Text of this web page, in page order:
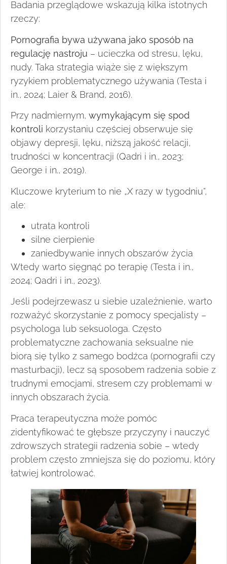
Badania przeglądowe wskazują kilka istotnych
rzeczy:
Pornografia bywa używana jako sposób na
regulację nastroju – ucieczka od stresu, lęku,
nudy. Taka strategia wiąże się z większym
ryzykiem problematycznego używania (Testa i
in., 2024; Laier & Brand, 2016).
Przy nadmiernym, wymykającym się spod
kontroli korzystaniu częściej obserwuje się
objawy depresji, lęku, niższą jakość relacji,
trudności w koncentracji (Qadri i in., 2023;
George i in., 2019).
Kluczowe kryterium to nie „X razy w tygodniu”,
ale:
utrata kontroli
silne cierpienie
zaniedbywanie innych obszarów życia
Wtedy warto sięgnąć po terapię (Testa i in.,
2024; Qadri i in., 2023).
Jeśli podejrzewasz u siebie uzależnienie, warto
rozważyć skorzystanie z pomocy specjalisty –
psychologa lub seksuologa. Często
problematyczne zachowania seksualne nie
biorą się tylko z samego bodźca (pornografii czy
masturbacji), lecz są sposobem radzenia sobie z
trudnymi emocjami, stresem czy problemami w
innych obszarach życia.
Praca terapeutyczna może pomóc
zidentyfikować te głębsze przyczyny i nauczyć
zdrowszych strategii radzenia sobie – wtedy
problem często zmniejsza się do poziomu, który
łatwiej kontrolować.